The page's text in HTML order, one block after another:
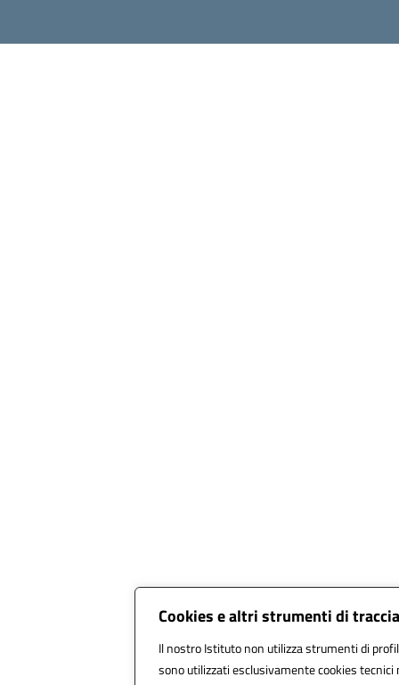
Cookies e altri strumenti di
Il nostro Istituto non utilizza strumenti di
sono utilizzati esclusivamente cookies tecnici